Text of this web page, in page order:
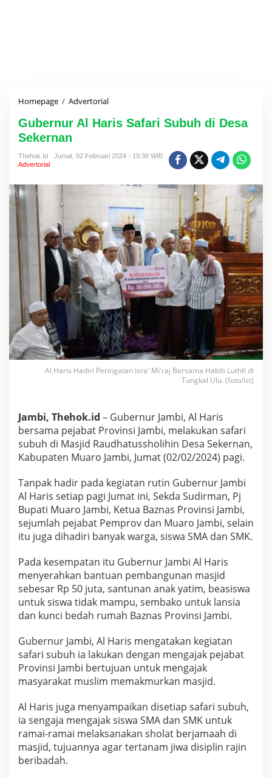
Homepage / Advertorial
b
n
H
r
i
s
S
a
f
a
r
i
S
u
b
h
e
s
a
e
e
r
a
n
Gubernur Al Haris Safari Subuh di Desa
Sekernan
Thehok.id
Jumat, 02 Februari 2024 - 19:38 WIB
Advertorial
Al Haris Hadiri Peringatan Isra' Mi'raj Bersama Habib Luthfi di
Tungkal Ulu. (foto/ist)
Jambi, Thehok.id – Gubernur Jambi, Al Haris
bersama pejabat Provinsi Jambi, melakukan safari
subuh di Masjid Raudhatussholihin Desa Sekernan,
Kabupaten Muaro Jambi, Jumat (02/02/2024) pagi.
Tanpak hadir pada kegiatan rutin Gubernur Jambi
Al Haris setiap pagi Jumat ini, Sekda Sudirman, Pj
Bupati Muaro Jambi, Ketua Baznas Provinsi Jambi,
sejumlah pejabat Pemprov dan Muaro Jambi, selain
itu juga dihadiri banyak warga, siswa SMA dan SMK.
Pada kesempatan itu Gubernur Jambi Al Haris
menyerahkan bantuan pembangunan masjid
sebesar Rp 50 juta, santunan anak yatim, beasiswa
untuk siswa tidak mampu, sembako untuk lansia
dan kunci bedah rumah Baznas Provinsi Jambi.
Gubernur Jambi, Al Haris mengatakan kegiatan
safari subuh ia lakukan dengan mengajak pejabat
Provinsi Jambi bertujuan untuk mengajak
masyarakat muslim memakmurkan masjid.
Al Haris juga menyampaikan disetiap safari subuh,
ia sengaja mengajak siswa SMA dan SMK untuk
ramai-ramai melaksanakan sholat berjamaah di
masjid, tujuannya agar tertanam jiwa disiplin rajin
beribadah.